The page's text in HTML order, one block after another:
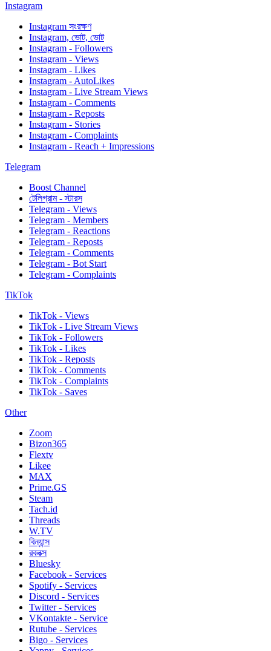
Instagram
Instagram সংরক্ষণ
Instagram, ভোট, ভোট
Instagram - Followers
Instagram - Views
Instagram - Likes
Instagram - AutoLikes
Instagram - Live Stream Views
Instagram - Comments
Instagram - Reposts
Instagram - Stories
Instagram - Complaints
Instagram - Reach + Impressions
Telegram
Boost Channel
টেলিগ্রাম - স্টারস
Telegram - Views
Telegram - Members
Telegram - Reactions
Telegram - Reposts
Telegram - Comments
Telegram - Bot Start
Telegram - Complaints
TikTok
TikTok - Views
TikTok - Live Stream Views
TikTok - Followers
TikTok - Likes
TikTok - Reposts
TikTok - Comments
TikTok - Complaints
TikTok - Saves
Other
Zoom
Bizon365
Flextv
Likee
MAX
Prime.GS
Steam
Tach.id
Threads
W.TV
বিন্যান্স
রবলক্স
Bluesky
Facebook - Services
Spotify - Services
Discord - Services
Twitter - Services
VKontakte - Service
Rutube - Services
Bigo - Services